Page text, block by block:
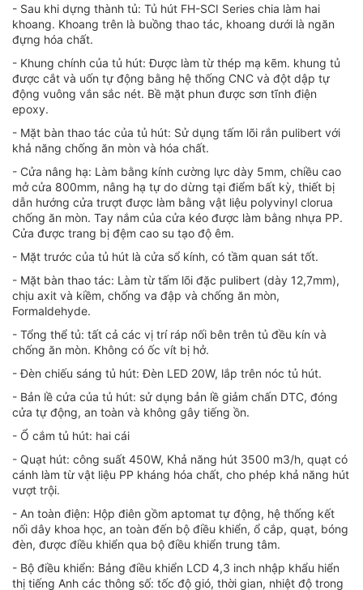
- Sau khi dựng thành tủ: Tủ hút FH-SCI Series chia làm hai
khoang. Khoang trên là buồng thao tác, khoang dưới là ngăn
đựng hóa chất.
- Khung chính của tủ hút: Được làm từ thép mạ kẽm. khung tủ
được cắt và uốn tự động bằng hệ thống CNC và đột dập tự
động vuông vắn sắc nét. Bề mặt phun được sơn tĩnh điện
epoxy.
- Mặt bàn thao tác của tủ hút: Sử dụng tấm lõi rắn pulibert với
khả năng chống ăn mòn và hóa chất.
- Cửa nâng hạ: Làm bằng kính cường lực dày 5mm, chiều cao
mở cửa 800mm, nâng hạ tự do dừng tại điểm bất kỳ, thiết bị
dẫn hướng cửa trượt được làm bằng vật liệu polyvinyl clorua
chống ăn mòn. Tay nắm của cửa kéo được làm bằng nhựa PP.
Cửa được trang bị đệm cao su tạo độ êm.
- Mặt trước của tủ hút là cửa sổ kính, có tầm quan sát tốt.
- Mặt bàn thao tác: Làm từ tấm lõi đặc pulibert (dày 12,7mm),
chịu axit và kiềm, chống va đập và chống ăn mòn,
Formaldehyde.
- Tổng thể tủ: tất cả các vị trí ráp nối bên trên tủ đều kín và
chống ăn mòn. Không có ốc vít bị hở.
- Đèn chiếu sáng tủ hút: Đèn LED 20W, lắp trên nóc tủ hút.
- Bản lề cửa của tủ hút: sử dụng bản lề giảm chấn DTC, đóng
cửa tự động, an toàn và không gây tiếng ồn.
- Ổ cắm tủ hút: hai cái
- Quạt hút: công suất 450W, Khả năng hút 3500 m3/h, quạt có
cánh làm từ vật liệu PP kháng hóa chất, cho phép khả năng hút
vượt trội.
- An toàn điện: Hộp điên gồm aptomat tự động, hệ thống kết
nối dây khoa học, an toàn đến bộ điều khiển, ổ cắp, quạt, bóng
đèn, được điều khiển qua bộ điều khiển trung tâm.
- Bộ điều khiển: Bảng điều khiển LCD 4,3 inch nhập khẩu hiển
thị tiếng Anh các thông số: tốc độ gió, thời gian, nhiệt độ trong